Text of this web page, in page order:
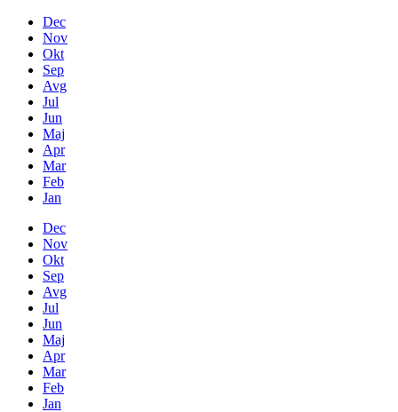
Dec
Nov
Okt
Sep
Avg
Jul
Jun
Maj
Apr
Mar
Feb
Jan
Dec
Nov
Okt
Sep
Avg
Jul
Jun
Maj
Apr
Mar
Feb
Jan